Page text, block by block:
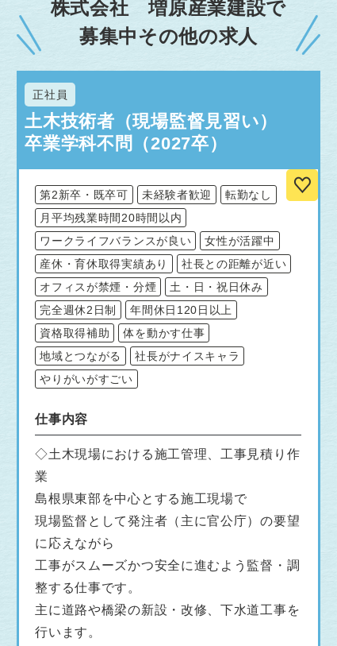
株式会社 増原産業建設で
募集中その他の求人
正社員
土木技術者（現場監督見習い）
卒業学科不問（2027卒）
第2新卒・既卒可 未経験者歓迎
転勤なし
月平均残業時間20時間以内
ワークライフバランスが良い
女性が活躍中
産休・育休取得実績あり
社長との距離が近い
オフィスが禁煙・分煙
土・日・祝日休み
完全週休2日制
年間休日120日以上
資格取得補助
体を動かす仕事
地域とつながる
社長がナイスキャラ
やりがいがすごい
仕事内容
◇土木現場における施工管理、工事見積り作
業
島根県東部を中心とする施工現場で
現場監督として発注者（主に官公庁）の要望
に応えながら
工事がスムーズかつ安全に進むよう監督・調
整する仕事です。
主に道路や橋梁の新設・改修、下水道工事を
行います。